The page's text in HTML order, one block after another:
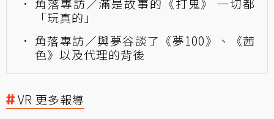
角落專訪／滿是故事的《打鬼》 一切都
「玩真的」
角落專訪／與夢谷談了《夢100》、《茜
色》以及代理的背後
VR 更多報導